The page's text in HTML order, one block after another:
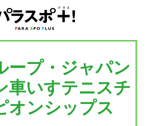
ープ・ジャパン
車いすテニスチ
オンシップス